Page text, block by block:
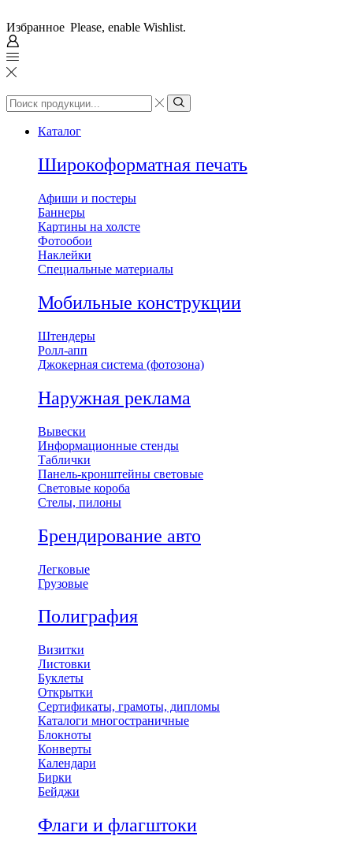
Избранное Please, enable Wishlist.
Search
input
Search
Каталог
Широкоформатная печать
Афиши и постеры
Баннеры
Картины на холсте
Фотообои
Наклейки
Специальные материалы
Мобильные конструкции
Штендеры
Ролл-апп
Джокерная система (фотозона)
Наружная реклама
Вывески
Информационные стенды
Таблички
Панель-кронштейны световые
Световые короба
Стелы, пилоны
Брендирование авто
Легковые
Грузовые
Полиграфия
Визитки
Листовки
Буклеты
Открытки
Сертификаты, грамоты, дипломы
Каталоги многостраничные
Блокноты
Конверты
Календари
Бирки
Бейджи
Флаги и флагштоки